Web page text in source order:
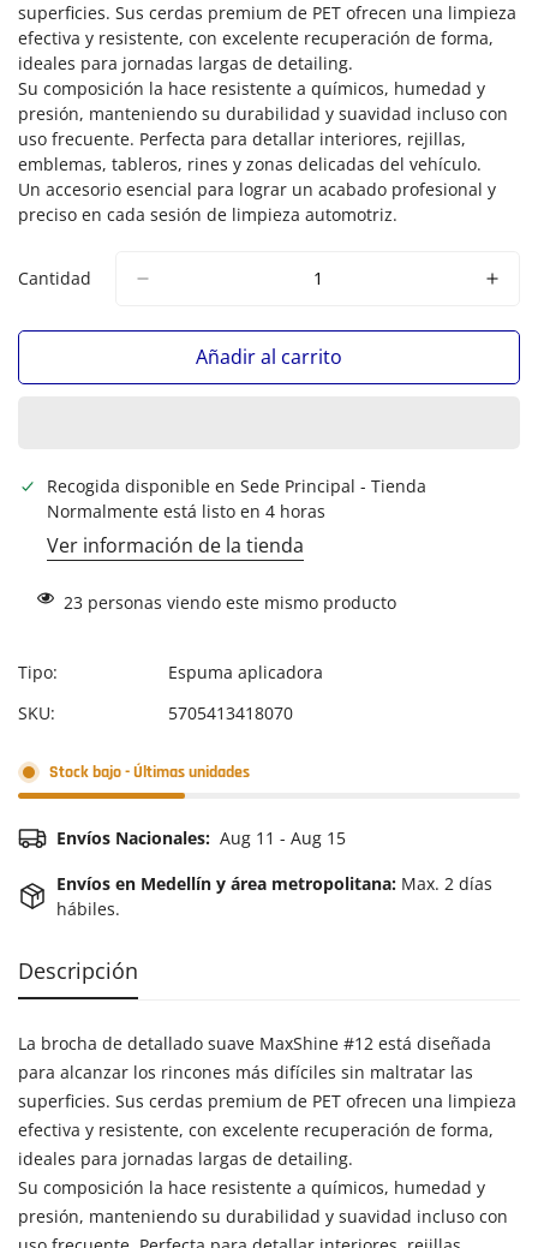
superficies. Sus cerdas premium de PET ofrecen una limpieza
efectiva y resistente, con excelente recuperación de forma,
ideales para jornadas largas de detailing.
Su composición la hace resistente a químicos, humedad y
presión, manteniendo su durabilidad y suavidad incluso con
uso frecuente. Perfecta para detallar interiores, rejillas,
emblemas, tableros, rines y zonas delicadas del vehículo.
Un accesorio esencial para lograr un acabado profesional y
preciso en cada sesión de limpieza automotriz.
Cantidad
Añadir al carrito
Recogida disponible en Sede Principal - Tienda
Normalmente está listo en 4 horas
Ver información de la tienda
23 personas viendo este mismo producto
Tipo:
Espuma aplicadora
SKU:
5705413418070
Stock bajo - Últimas unidades
Envíos Nacionales: Aug 11 - Aug 15
Envíos en Medellín y área metropolitana: Max. 2 días
hábiles.
Descripción
La brocha de detallado suave MaxShine #12 está diseñada
para alcanzar los rincones más difíciles sin maltratar las
superficies. Sus cerdas premium de PET ofrecen una limpieza
efectiva y resistente, con excelente recuperación de forma,
ideales para jornadas largas de detailing.
Su composición la hace resistente a químicos, humedad y
presión, manteniendo su durabilidad y suavidad incluso con